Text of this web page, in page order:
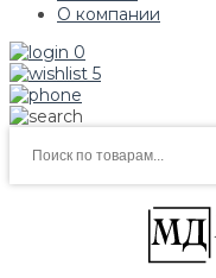
О компании
0
5
товаров